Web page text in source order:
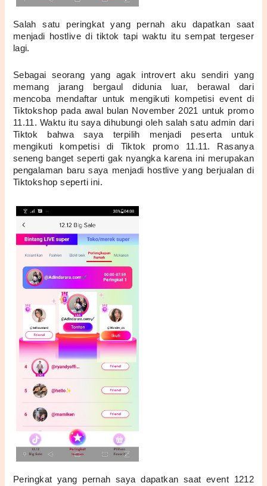
Salah satu peringkat yang pernah aku dapatkan saat
menjadi hostlive di tiktok tapi waktu itu sempat tergeser
lagi.
Sebagai seorang yang agak introvert aku sendiri yang
memang jarang bergaul didunia luar, berawal dari
mencoba mendaftar untuk mengikuti kompetisi event di
Tiktokshop pada awal bulan November 2021 untuk promo
11.11. Waktu itu saya dihubungi oleh salah satu admin dari
Tiktok bahwa saya terpilih menjadi peserta untuk
mengikuti kompetisi di Tiktok promo 11.11. Rasanya
seneng banget seperti gak nyangka karena ini merupakan
pengalaman baru saya menjadi hostlive yang berjualan di
Tiktokshop seperti ini.
Peringkat yang pernah saya dapatkan saat event 1212